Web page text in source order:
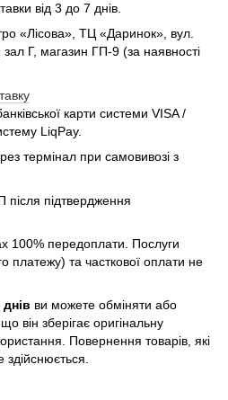
від 3 до 7 днів.
«Лісова», ТЦ «Даринок», вул.
зал Г, магазин ГП-9 (за наявності
карти системи VISA /
LiqPay.
термінал при самовивозі з
підтвердження
100% передоплати. Послуги
платежу) та часткової оплати не
ви можете обміняти або
він зберігає оригінальну
Повернення товарів, які
здійснюється.